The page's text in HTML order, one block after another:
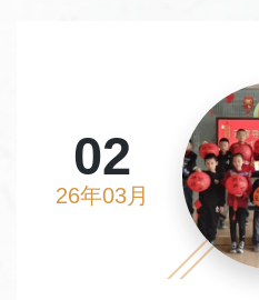
02
26年03月